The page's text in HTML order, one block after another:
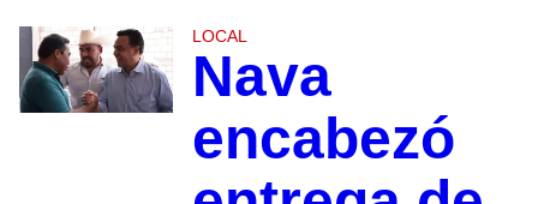
LOCAL
Nava
encabezó